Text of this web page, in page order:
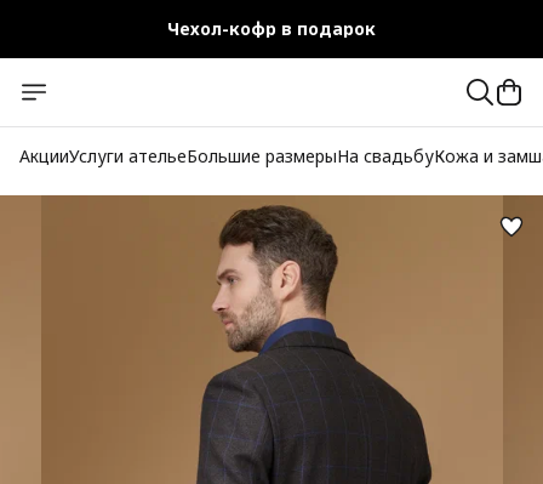
Чехол-кофр в подарок
Бесплатная доставка при заказе от 10 000 руб.
АкцииУслуги ательеБольшие размерыНа свадьбуКожа и